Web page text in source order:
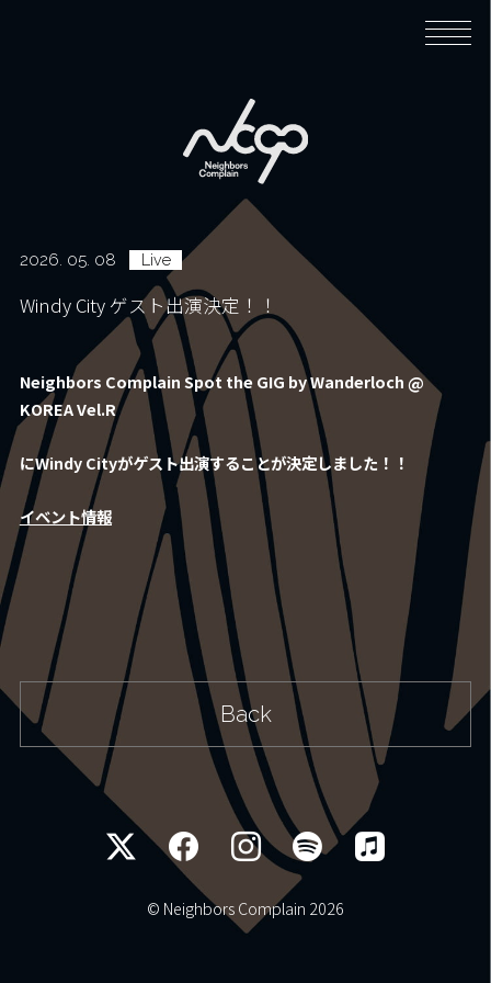
Music
News
Live
Fan Club
Contact
Shop
Movie
2026. 05. 08 Live
Windy City ゲスト出演決定！！
Neighbors Complain Spot the GIG by Wanderloch @
KOREA Vel.R
にWindy Cityがゲスト出演することが決定しました！！
イベント情報
Back
© Neighbors Complain 2026